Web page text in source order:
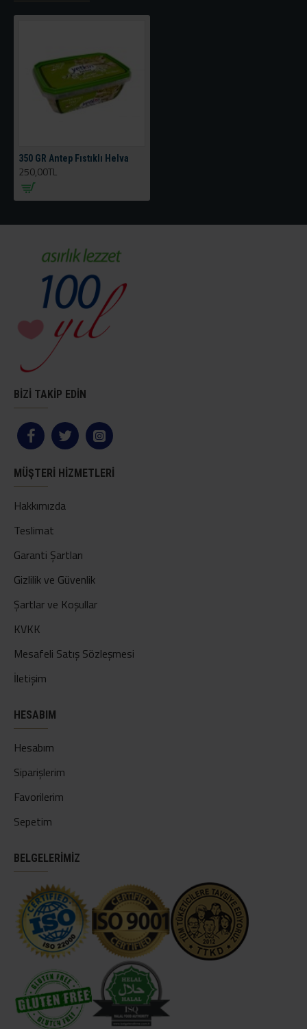
350 GR Antep Fıstıklı Helva
250,00TL
BİZİ TAKİP EDİN
MÜŞTERI HIZMETLERI
Hakkımızda
Teslimat
Garanti Şartları
Gizlilik ve Güvenlik
Şartlar ve Koşullar
KVKK
Mesafeli Satış Sözleşmesi
İletişim
HESABIM
Hesabım
Siparişlerim
Favorilerim
Sepetim
BELGELERİMİZ